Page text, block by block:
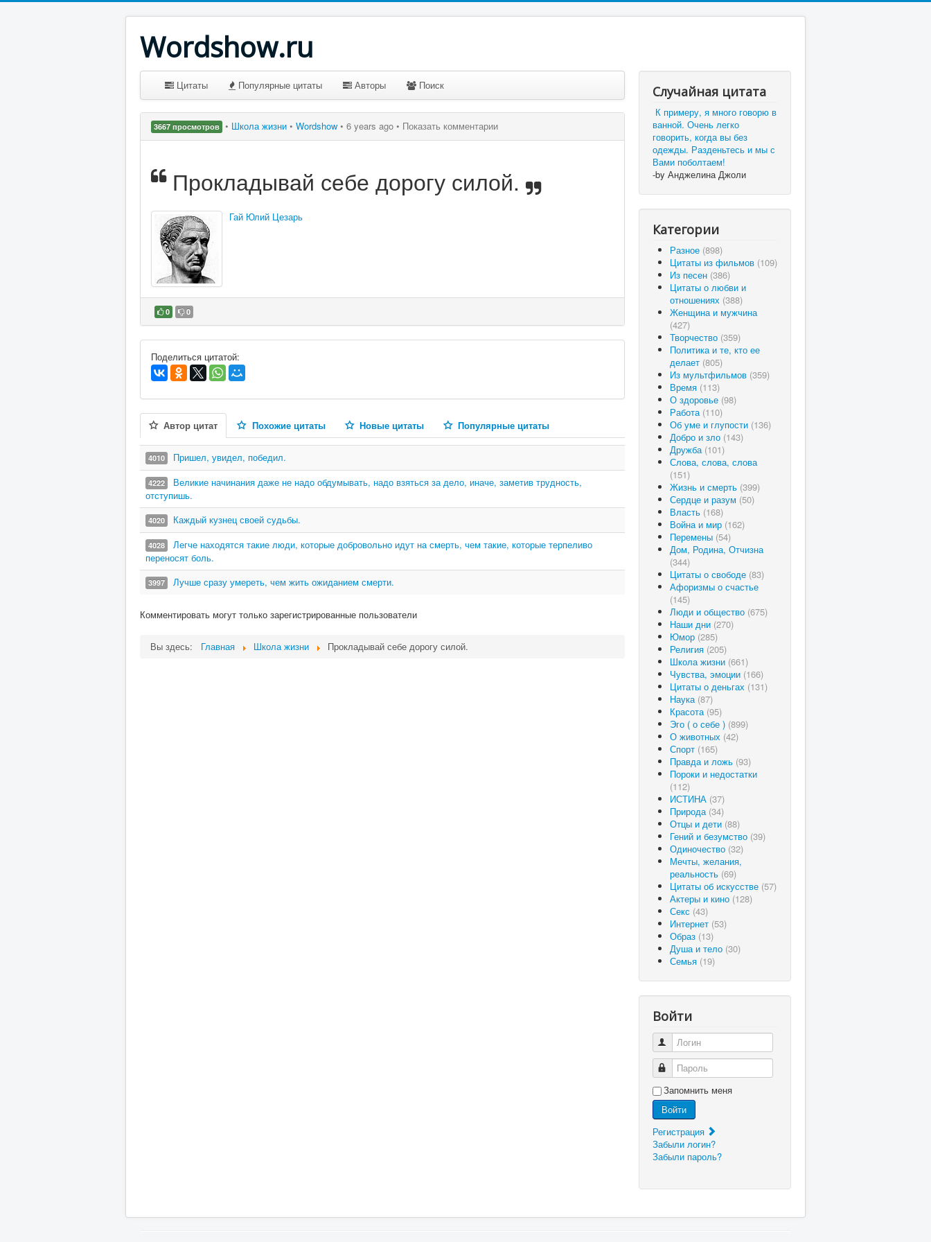
Wordshow.ru
Цитаты Популярные цитаты Авторы Поиск
3667 просмотров • Школа жизни • Wordshow • 6 years ago • Показать комментарии
Прокладывай себе дорогу силой.
Гай Юлий Цезарь
0 0
В избранное
Поделиться цитатой:
Автор цитат Похожие цитаты Новые цитаты Популярные цитаты
4010 Пришел, увидел, победил.
4222
Великие начинания даже не надо обдумывать, надо взяться за дело, иначе, заметив трудность,
отступишь.
4020 Каждый кузнец своей судьбы.
4028
Легче находятся такие люди, которые добровольно идут на смерть, чем такие, которые терпеливо
переносят боль.
3997 Лучше сразу умереть, чем жить ожиданием смерти.
Комментировать могут только зарегистрированные пользователи
Вы здесь: Главная Школа жизни Прокладывай себе дорогу силой.
Случайная цитата
К примеру, я много говорю в
ванной. Очень легко
говорить, когда вы без
одежды. Разденьтесь и мы с
Вами поболтаем!
-by Анджелина Джоли
Категории
Разное (898)
Цитаты из фильмов (109)
Из песен (386)
Цитаты о любви и
отношениях (388)
Женщина и мужчина
(427)
Творчество (359)
Политика и те, кто ее
делает (805)
Из мультфильмов (359)
Время (113)
О здоровье (98)
Работа (110)
Об уме и глупости (136)
Добро и зло (143)
Дружба (101)
Слова, слова, слова
(151)
Жизнь и смерть (399)
Сердце и разум (50)
Власть (168)
Война и мир (162)
Перемены (54)
Дом, Родина, Отчизна
(344)
Цитаты о свободе (83)
Афоризмы о счастье
(145)
Люди и общество (675)
Наши дни (270)
Юмор (285)
Религия (205)
Школа жизни (661)
Чувства, эмоции (166)
Цитаты о деньгах (131)
Наука (87)
Красота (95)
Эго ( о себе ) (899)
О животных (42)
Спорт (165)
Правда и ложь (93)
Пороки и недостатки
(112)
ИСТИНА (37)
Природа (34)
Отцы и дети (88)
Гений и безумство (39)
Одиночество (32)
Мечты, желания,
реальность (69)
Цитаты об искусстве (57)
Актеры и кино (128)
Секс (43)
Интернет (53)
Образ (13)
Душа и тело (30)
Семья (19)
Войти
Логин
Пароль
Запомнить меня
Войти
Регистрация
Забыли логин?
Забыли пароль?